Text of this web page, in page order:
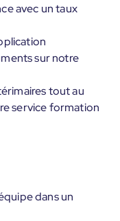
avec un taux
sur notre
tout au
service formation
dans un